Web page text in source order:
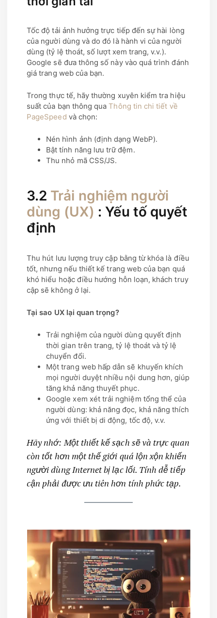
Tốc độ tải ảnh hưởng trực tiếp đến sự hài lòng
của người dùng và do đó là hành vi của người
dùng (tỷ lệ thoát, số lượt xem trang, v.v.).
Google sẽ đưa thông số này vào quá trình đánh
giá trang web của bạn.
Trong thực tế, hãy thường xuyên kiểm tra hiệu
suất của bạn thông quaThông tin chi tiết về
PageSpeed và chọn:
Nén hình ảnh (định dạng WebP).
Bật tính năng lưu trữ đệm.
Thu nhỏ mã CSS/JS.
3.2 Trải nghiệm người
dùng (UX) : Yếu tố quyết
định
Thu hút lưu lượng truy cập bằng từ khóa là điều
tốt, nhưng nếu thiết kế trang web của bạn quá
khó hiểu hoặc điều hướng hỗn loạn, khách truy
cập sẽ không ở lại.
Tại sao UX lại quan trọng?
Trải nghiệm của người dùng quyết định
thời gian trên trang, tỷ lệ thoát và tỷ lệ
chuyển đổi.
Một trang web hấp dẫn sẽ khuyến khích
mọi người duyệt nhiều nội dung hơn, giúp
tăng khả năng thuyết phục.
Google xem xét trải nghiệm tổng thể của
người dùng: khả năng đọc, khả năng thích
ứng với thiết bị di động, tốc độ, v.v.
Hãy nhớ: Một thiết kế sạch sẽ và trực quan
còn tốt hơn một thế giới quá lộn xộn khiến
người dùng Internet bị lạc lối. Tính dễ tiếp
cận phải được ưu tiên hơn tính phức tạp.